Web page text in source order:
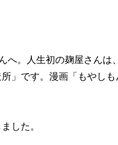
へ。人生初の麹屋さんは
」です。漫画「もやし
した。